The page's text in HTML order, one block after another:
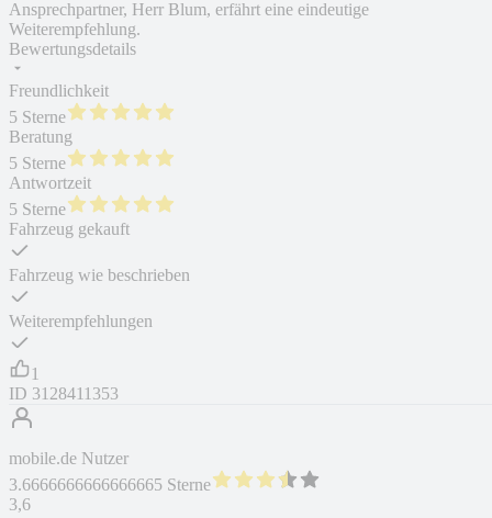
Ansprechpartner, Herr Blum, erfährt eine eindeutige
Weiterempfehlung.
Bewertungsdetails
Freundlichkeit
5 Sterne
Beratung
5 Sterne
Antwortzeit
5 Sterne
Fahrzeug gekauft
Fahrzeug wie beschrieben
Weiterempfehlungen
1
ID 3128411353
mobile.de Nutzer
3.6666666666666665 Sterne
3,6